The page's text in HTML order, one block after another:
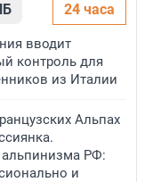
24 часа
вводит
контроль для
из Италии
Альпах
РФ:
и